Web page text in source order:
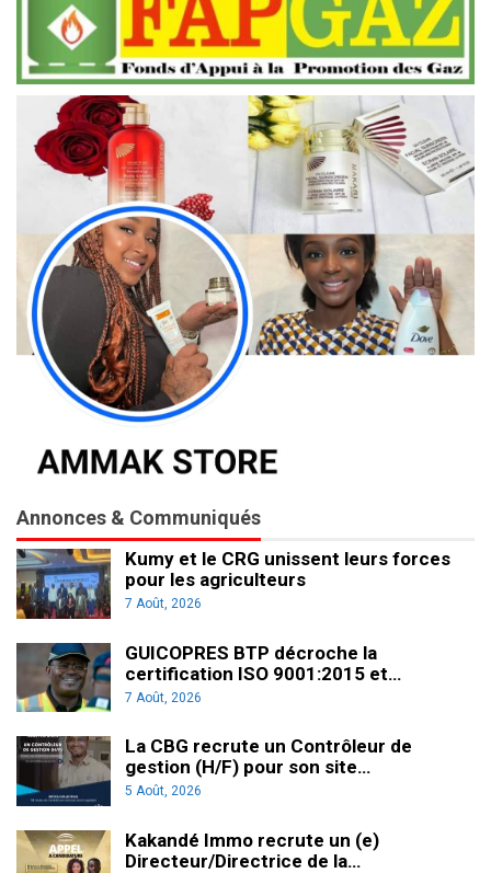
Annonces & Communiqués
Kumy et le CRG unissent leurs forces
pour les agriculteurs
7 Août, 2026
GUICOPRES BTP décroche la
certification ISO 9001:2015 et…
7 Août, 2026
La CBG recrute un Contrôleur de
gestion (H/F) pour son site…
5 Août, 2026
Kakandé Immo recrute un (e)
Directeur/Directrice de la…